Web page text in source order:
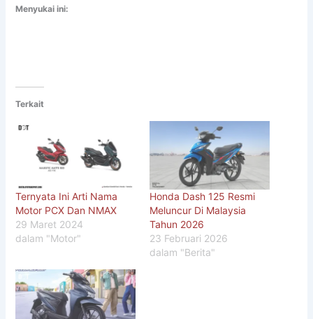
Menyukai ini:
Terkait
Ternyata Ini Arti Nama
Motor PCX Dan NMAX
29 Maret 2024
dalam "Motor"
Honda Dash 125 Resmi
Meluncur Di Malaysia
Tahun 2026
23 Februari 2026
dalam "Berita"